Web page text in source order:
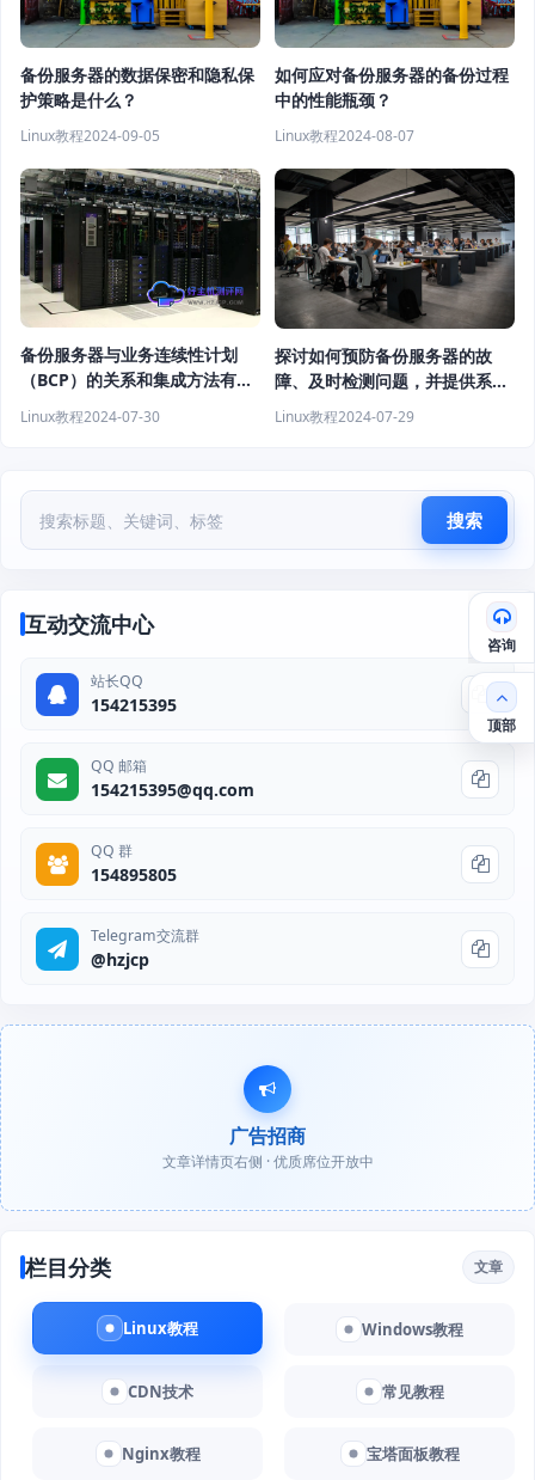
备份服务器的数据保密和隐私保
护策略是什么？
Linux教程2024-09-05
如何应对备份服务器的备份过程
中的性能瓶颈？
Linux教程2024-08-07
备份服务器与业务连续性计划
（BCP）的关系和集成方法有哪
些？
Linux教程2024-07-30
探讨如何预防备份服务器的故
障、及时检测问题，并提供系统
可靠的灾难恢复策略
Linux教程2024-07-29
搜索
互动交流中心
站长QQ
154215395
QQ 邮箱
154215395@qq.com
QQ 群
154895805
Telegram交流群
@hzjcp
广告招商
文章详情页右侧 · 优质席位开放中
栏目分类 文章
Linux教程 Windows教程
CDN技术 常见教程
Nginx教程 宝塔面板教程
咨询
顶部